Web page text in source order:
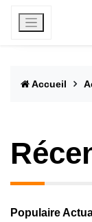
Accueil
Populaire